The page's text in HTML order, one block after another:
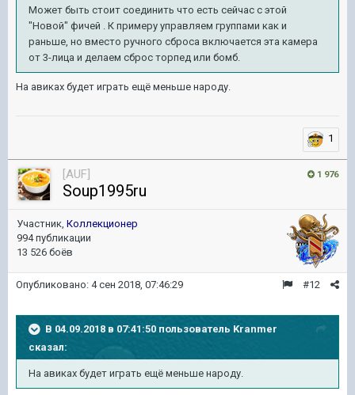
Может быть стоит соединить что есть сейчас с этой
"Новой" фичей . К примеру управляем группами как и
раньше, но вместо ручного сброса включается эта камера
от 3-лица и делаем сброс торпед или бомб.
На авиках будет играть ещё меньше народу.
1
1 976
[AUF]
Soup1995ru
Участник, Коллекционер
994 публикации
13 526 боёв
#12
Опубликовано: 4 сен 2018, 07:46:29
В 04.09.2018 в 07:41:50 пользователь Kranmer
сказал:
На авиках будет играть ещё меньше народу.